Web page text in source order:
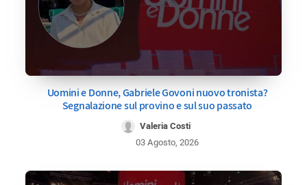
Uomini e Donne, Gabriele Govoni nuovo tronista?
Segnalazione sul provino e sul suo passato
Valeria Costi
03 Agosto, 2026